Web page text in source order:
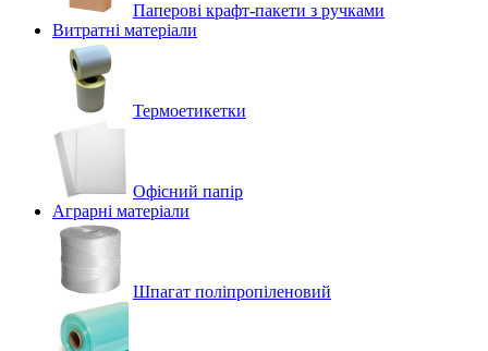
Паперові крафт-пакети з ручками
Витратні матеріали
Термоетикетки
Офісний папір
Аграрні матеріали
Шпагат поліпропіленовий